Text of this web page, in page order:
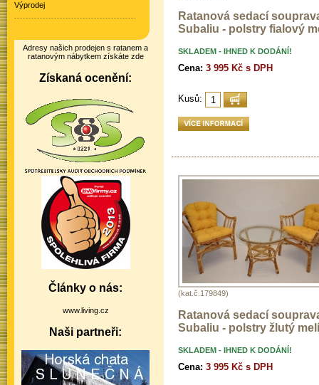
Ratanová sedací
Subaliu - polstry fialový
SKLADEM - IHNED K DODÁNÍ!
Cena: 3 995 Kč s DPH
Kusů:
(kat.č.179849)
Ratanová sedací
Subaliu - polstry žlutý
SKLADEM - IHNED K DODÁNÍ!
Cena: 3 995 Kč s DPH
Výprodej
Adresy našich prodejen s ratanem a
ratanovým nábytkem získáte zde
Získaná ocenění:
Články o nás:
www.living.cz
Naši partneři: